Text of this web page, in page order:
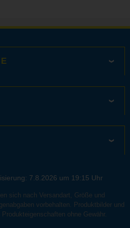
7.8.2026 um 19:15 Uhr
sich nach Versandart, Größe und
vorbehalten. Produktbilder und
ohne Gewähr.